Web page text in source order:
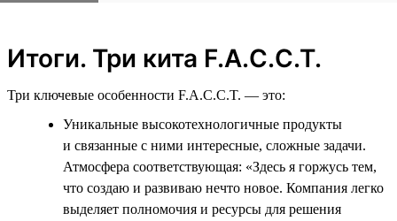
Итоги. Три кита F.A.C.C.T.
Три ключевые особенности F.A.C.C.T. — это:
Уникальные высокотехнологичные продукты
и связанные с ними интересные, сложные задачи.
Атмосфера соответствующая: «Здесь я горжусь тем,
что создаю и развиваю нечто новое. Компания легко
выделяет полномочия и ресурсы для решения